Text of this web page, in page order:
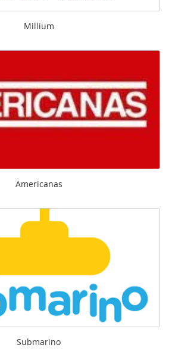
Millium
Americanas
Submarino